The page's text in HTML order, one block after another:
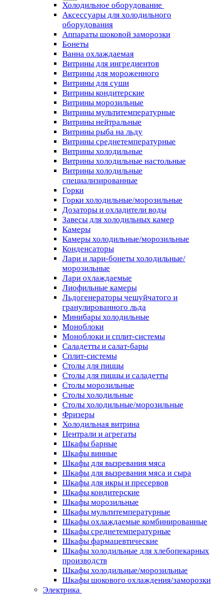
Холодильное оборудование
Аксессуары для холодильного
оборудования
Аппараты шоковой заморозки
Бонеты
Ванна охлаждаемая
Витрины для ингредиентов
Витрины для мороженного
Витрины для суши
Витрины кондитерские
Витрины морозильные
Витрины мультитемпературные
Витрины нейтральные
Витрины рыба на льду
Витрины среднетемпературные
Витрины холодильные
Витрины холодильные настольные
Витрины холодильные
специализированные
Горки
Горки холодильные/морозильные
Дозаторы и охладители воды
Завесы для холодильных камер
Камеры
Камеры холодильные/морозильные
Конденсаторы
Лари и лари-бонеты холодильные/
морозильные
Лари охлаждаемые
Лиофильные камеры
Льдогенераторы чешуйчатого и
гранулированного льда
Минибары холодильные
Моноблоки
Моноблоки и сплит-системы
Саладетты и салат-бары
Сплит-системы
Столы для пиццы
Столы для пиццы и саладетты
Столы морозильные
Столы холодильные
Столы холодильные/морозильные
Фризеры
Холодильная витрина
Централи и агрегаты
Шкафы барные
Шкафы винные
Шкафы для вызревания мяса
Шкафы для вызревания мяса и сыра
Шкафы для икры и пресервов
Шкафы кондитерские
Шкафы морозильные
Шкафы мультитемпературные
Шкафы охлаждаемые комбинированные
Шкафы среднетемпературные
Шкафы фармацевтические
Шкафы холодильные для хлебопекарных
производств
Шкафы холодильные/морозильные
Шкафы шокового охлаждения/заморозки
Электрика